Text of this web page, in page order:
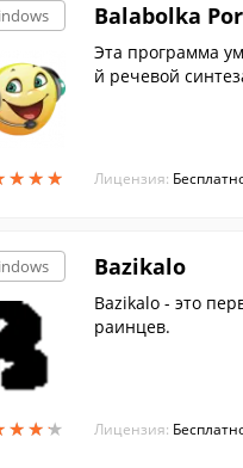
★★★
★★★
Balabolka
Эта программа
й речевой
Лицензия:
★★★
★★★
Bazikalo
Bazikalо - это
раинцев.
Лицензия: